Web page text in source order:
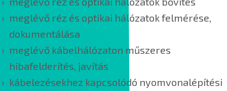
meglévő réz és optikai hálózatok felmérése,
dokumentálása
meglévő kábelhálózaton műszeres
hibafelderítés, javítás
kábelezésekhez kapcsolódó nyomvonalépítési